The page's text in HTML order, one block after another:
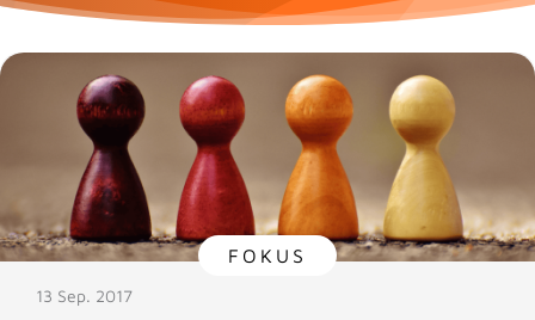
FOKUS
13 Sep. 2017